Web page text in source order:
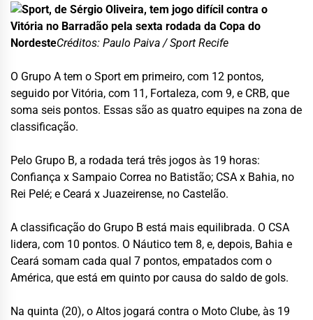
Sport, de Sérgio Oliveira, tem jogo difícil contra o
Vitória no Barradão pela sexta rodada da Copa do
NordesteCréditos: Paulo Paiva / Sport Recife
O Grupo A tem o Sport em primeiro, com 12 pontos,
seguido por Vitória, com 11, Fortaleza, com 9, e CRB, que
soma seis pontos. Essas são as quatro equipes na zona de
classificação.
Pelo Grupo B, a rodada terá três jogos às 19 horas:
Confiança x Sampaio Correa no Batistão; CSA x Bahia, no
Rei Pelé; e Ceará x Juazeirense, no Castelão.
A classificação do Grupo B está mais equilibrada. O CSA
lidera, com 10 pontos. O Náutico tem 8, e, depois, Bahia e
Ceará somam cada qual 7 pontos, empatados com o
América, que está em quinto por causa do saldo de gols.
Na quinta (20), o Altos jogará contra o Moto Clube, às 19